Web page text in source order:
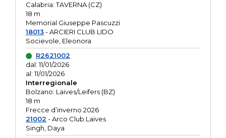
Calabria: TAVERNA (CZ)
18 m
Memorial Giuseppe Pascuzzi
18013- ARCIERI CLUB LIDO
Socievole, Eleonora
R2621002
dal: 11/01/2026
al: 11/01/2026
Interregionale
Bolzano: Laives/Leifers (BZ)
18 m
Frecce d’inverno 2026
21002 - Arco Club Laives
Singh, Daya